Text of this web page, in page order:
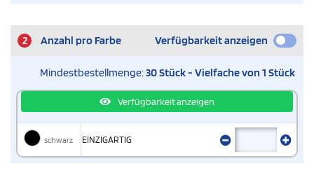
2 Anzahl pro Farbe Verfügbarkeit anzeigen
Mindestbestellmenge:30 Stück - Vielfache von 1 Stück
Verfügbarkeit anzeigen
schwarz EINZIGARTIG